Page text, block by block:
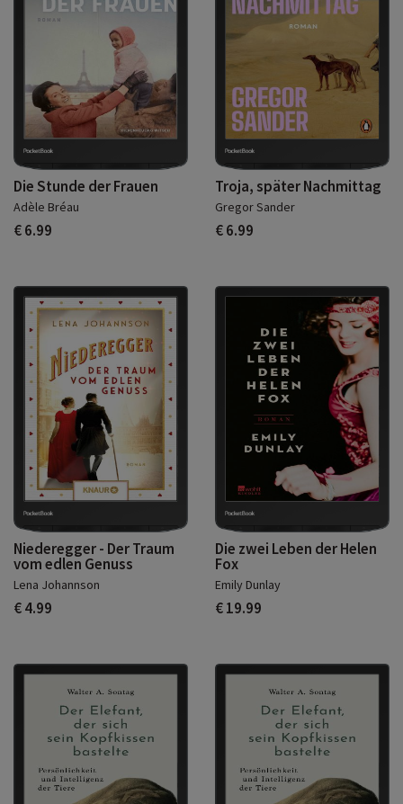
Die Stunde der Frauen
Adèle Bréau
€ 6.99
Troja, später Nachmittag
Gregor Sander
€ 6.99
Niederegger - Der Traum
vom edlen Genuss
Lena Johannson
€ 4.99
Die zwei Leben der Helen
Fox
Emily Dunlay
€ 19.99